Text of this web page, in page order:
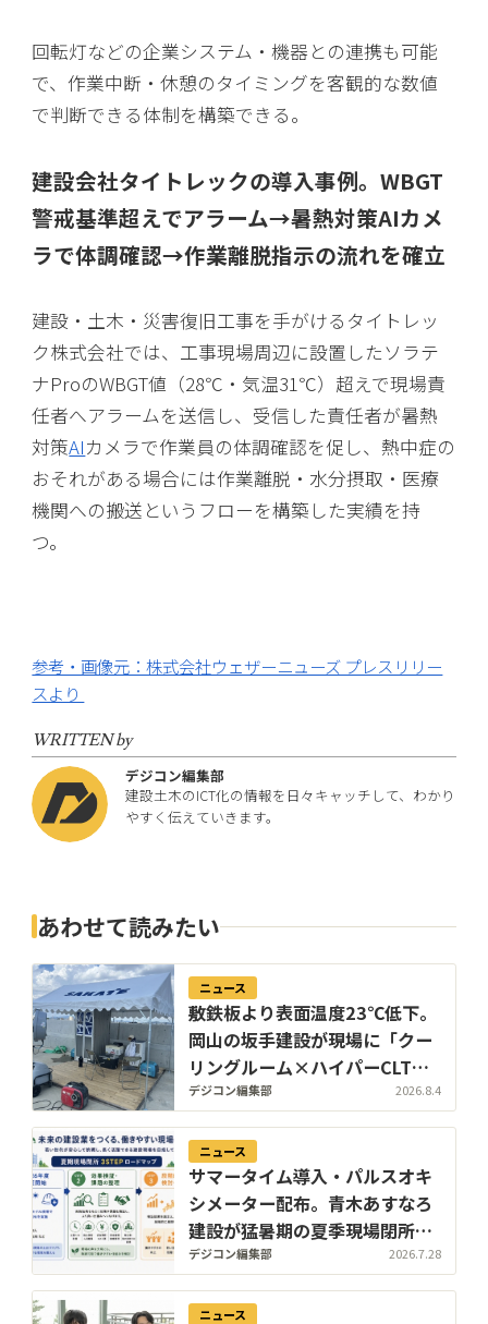
回転灯などの企業システム・機器との連携も可能
で、作業中断・休憩のタイミングを客観的な数値
で判断できる体制を構築できる。
建設会社タイトレックの導入事例。WBGT
警戒基準超えでアラーム→暑熱対策AIカメ
ラで体調確認→作業離脱指示の流れを確立
建設・土木・災害復旧工事を手がけるタイトレッ
ク株式会社では、工事現場周辺に設置したソラテ
ナProのWBGT値（28℃・気温31℃）超えで現場責
任者へアラームを送信し、受信した責任者が暑熱
対策AIカメラで作業員の体調確認を促し、熱中症の
おそれがある場合には作業離脱・水分摂取・医療
機関への搬送というフローを構築した実績を持
つ。
参考・画像元：株式会社ウェザーニューズ プレスリリー
スより
WRITTEN by
デジコン編集部
建設土木のICT化の情報を日々キャッチして、わかり
やすく伝えていきます。
あわせて読みたい
ニュース
敷鉄板より表面温度23℃低下。
岡山の坂手建設が現場に「クー
リングルーム×ハイパーCLT敷
板」の休憩所を設置
デジコン編集部 2026.8.4
ニュース
サマータイム導入・パルスオキ
シメーター配布。青木あすなろ
建設が猛暑期の夏季現場閉所実
証を国内モデル現場で開始
デジコン編集部 2026.7.28
ニュース